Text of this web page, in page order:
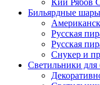
Кии Рябов
Бильярдные шары
Русская
Русская
Снукер и
Светильники для